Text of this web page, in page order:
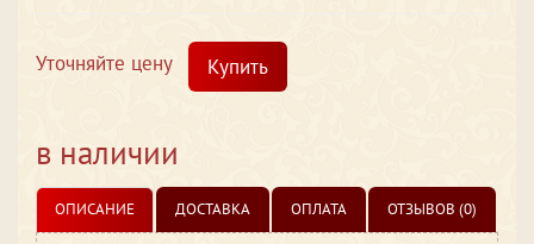
Уточняйте цену Купить
в наличии
ОПИСАНИЕ ДОСТАВКА ОПЛАТА ОТЗЫВОВ (0)